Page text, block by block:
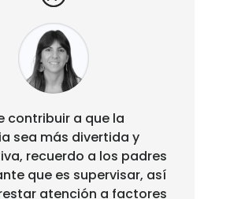
contribuir a que la
sea más divertida y
recuerdo a los padres
que es supervisar, así
atención a factores